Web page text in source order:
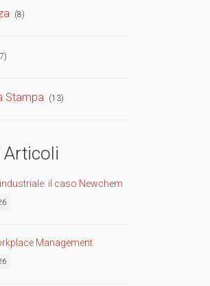
(8)
Stampa (13)
Articoli
il caso Newchem
Management
AV